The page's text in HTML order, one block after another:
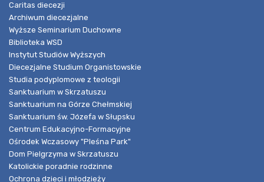
Caritas diecezji
Archiwum diecezjalne
Wyższe Seminarium Duchowne
Biblioteka WSD
Instytut Studiów Wyższych
Diecezjalne Studium Organistowskie
Studia podyplomowe z teologii
Sanktuarium w Skrzatuszu
Sanktuarium na Górze Chełmskiej
Sanktuarium św. Józefa w Słupsku
Centrum Edukacyjno-Formacyjne
Ośrodek Wczasowy "Pleśna Park"
Dom Pielgrzyma w Skrzatuszu
Katolickie poradnie rodzinne
Ochrona dzieci i młodzieży